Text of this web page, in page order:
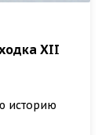
XII
историю